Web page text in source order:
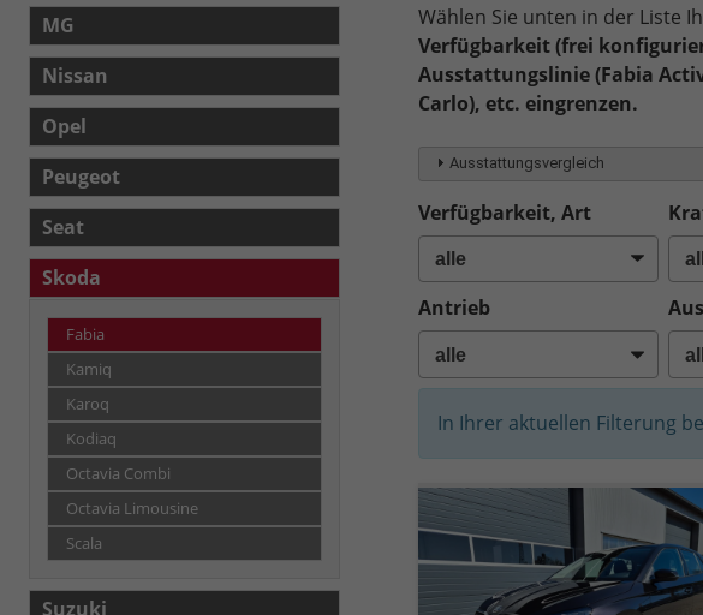
Wählen Sie unten in der Liste
Verfügbarkeit (frei
Ausstattungslinie (Fabia
Carlo), etc. eingrenzen.
Ausstattungsvergleich
Verfügbarkeit, Art
Antrieb
In Ihrer aktuellen Filterung
MG
Nissan
Opel
Peugeot
Seat
Skoda
Fabia
Kamiq
Karoq
Kodiaq
Octavia Combi
Octavia Limousine
Scala
Suzuki